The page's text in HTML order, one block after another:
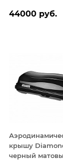
44000 руб.
крышу
черный